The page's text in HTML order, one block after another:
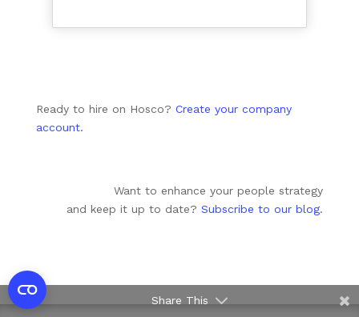
Ready to hire on Hosco? Create your company
account.
Want to enhance your people strategy
and keep it up to date?Subscribe to our blog.
Share This